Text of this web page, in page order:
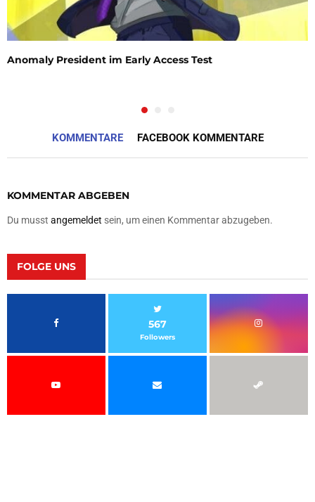
Anomaly President im Early Access Test
KOMMENTARE FACEBOOK KOMMENTARE
KOMMENTAR ABGEBEN
Du musst angemeldet sein, um einen Kommentar abzugeben.
FOLGE UNS
567
Followers